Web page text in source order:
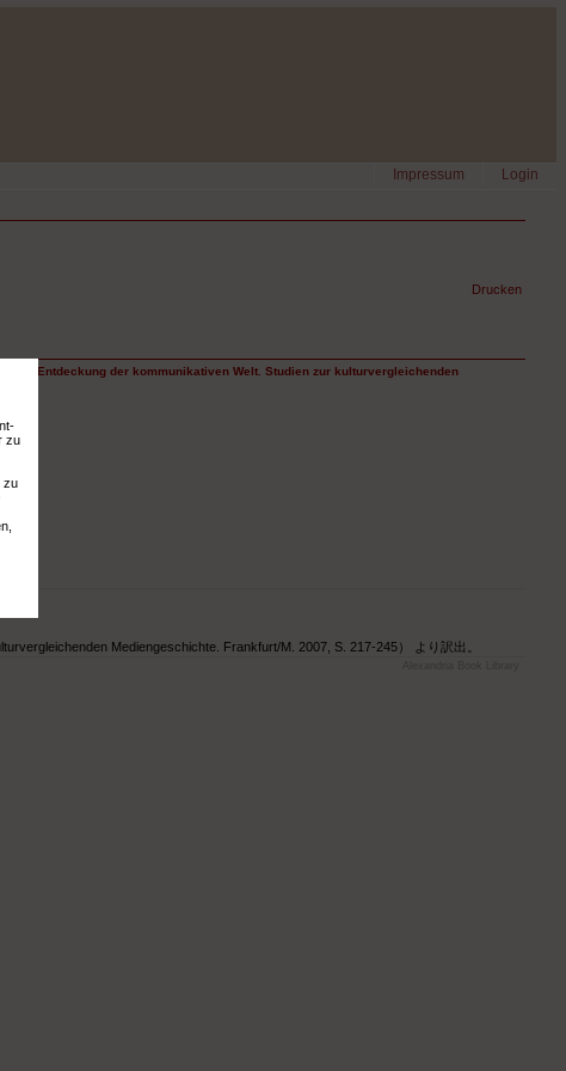
Login
Impressum
Drucken
Die Entdeckung der kommunikativen Welt. Studien zur kulturvergleichenden
Mediengeschichte. Frankfurt/M. 2007, S. 217-245） より訳出。
zu
zu